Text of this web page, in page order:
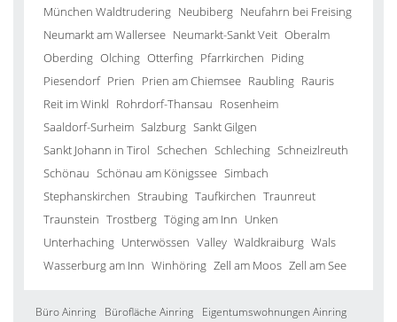
München Waldtrudering Neubiberg Neufahrn bei Freising
Neumarkt am Wallersee Neumarkt-Sankt Veit Oberalm
Oberding Olching Otterfing Pfarrkirchen Piding
Piesendorf Prien Prien am Chiemsee Raubling Rauris
Reit im Winkl Rohrdorf-Thansau Rosenheim
Saaldorf-Surheim Salzburg Sankt Gilgen
Sankt Johann in Tirol Schechen Schleching Schneizlreuth
Schönau Schönau am Königssee Simbach
Stephanskirchen Straubing Taufkirchen Traunreut
Traunstein Trostberg Töging am Inn Unken
Unterhaching Unterwössen Valley Waldkraiburg Wals
Wasserburg am Inn Winhöring Zell am Moos Zell am See
Büro Ainring Bürofläche Ainring
Eigentumswohnungen Ainring